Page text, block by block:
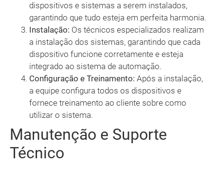
dispositivos e sistemas a serem instalados,
garantindo que tudo esteja em perfeita harmonia.
Instalação: Os técnicos especializados realizam
a instalação dos sistemas, garantindo que cada
dispositivo funcione corretamente e esteja
integrado ao sistema de automação.
Configuração e Treinamento: Após a instalação,
a equipe configura todos os dispositivos e
fornece treinamento ao cliente sobre como
utilizar o sistema.
Manutenção e Suporte
Técnico